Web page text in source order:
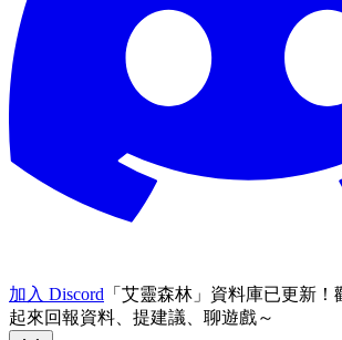
加入 Discord 「艾靈森林」資料庫已更新
起來回報資料、提建議、聊遊戲～